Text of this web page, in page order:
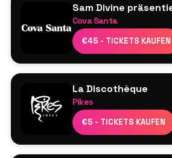
Sam Divine
Cova Santa
€45 - TICKETS KAUFEN
Line-up wird noch
La Discothèque
Pikes
€5 - TICKETS KAUFEN
Line-up wird noch